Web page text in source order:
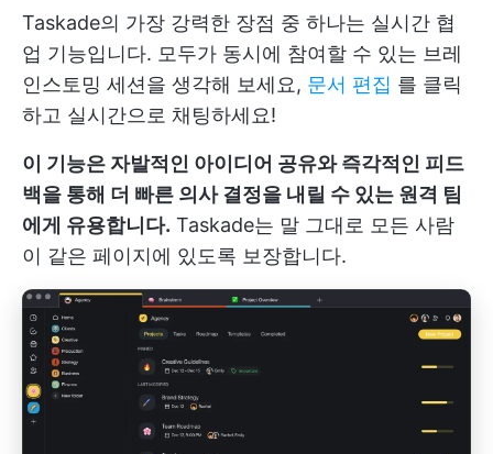
Taskade의 가장 강력한 장점 중 하나는 실시간 협
업 기능입니다. 모두가 동시에 참여할 수 있는 브레
인스토밍 세션을 생각해 보세요, 문서 편집 를 클릭
하고 실시간으로 채팅하세요!
이 기능은 자발적인 아이디어 공유와 즉각적인 피드
백을 통해 더 빠른 의사 결정을 내릴 수 있는 원격 팀
에게 유용합니다. Taskade는 말 그대로 모든 사람
이 같은 페이지에 있도록 보장합니다.